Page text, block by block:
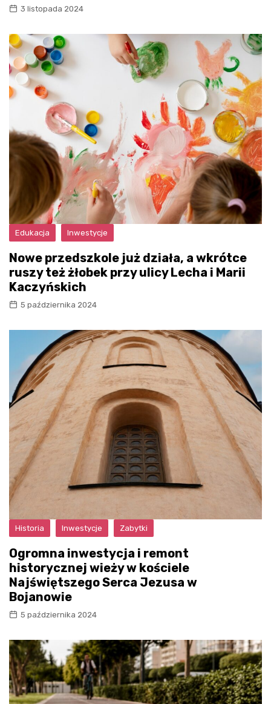
3 listopada 2024
Edukacja Inwestycje
Nowe przedszkole już działa, a wkrótce
ruszy też żłobek przy ulicy Lecha i Marii
Kaczyńskich
5 października 2024
Historia Inwestycje Zabytki
Ogromna inwestycja i remont
historycznej wieży w kościele
Najświętszego Serca Jezusa w
Bojanowie
5 października 2024